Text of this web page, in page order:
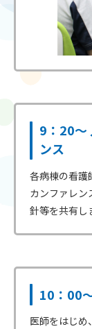
9：20～
ンス
各病棟の看護
カンファレン
針等を共有し
10：00
医師をはじめ